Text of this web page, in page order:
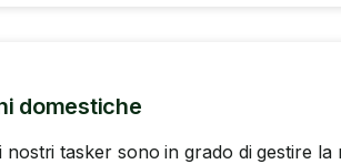
domestiche
nostri tasker sono in grado di gestire